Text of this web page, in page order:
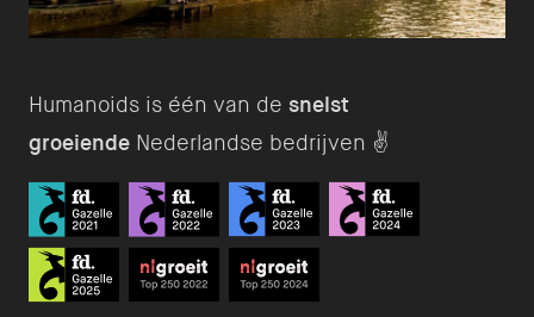
Humanoids is één van de snelst
groeiende Nederlandse bedrijven ✌️